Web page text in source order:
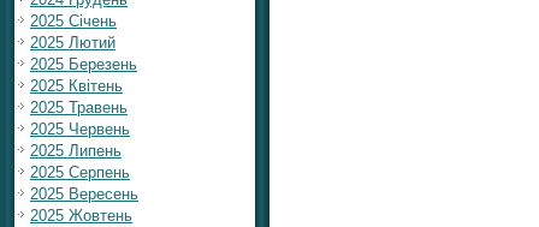
2025 Січень
2025 Лютий
2025 Березень
2025 Квітень
2025 Травень
2025 Червень
2025 Липень
2025 Серпень
2025 Вересень
2025 Жовтень